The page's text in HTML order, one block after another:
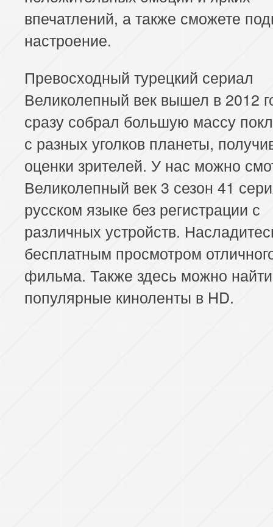
впечатлений, а также сможете
настроение.
Превосходный турецкий сериал
Великолепный век вышел в 2012
сразу собрал большую массу
с разных уголков планеты,
оценки зрителей. У нас можно
Великолепный век 3 сезон 41
русском языке без регистрации с
различных устройств.
бесплатным просмотром
фильма. Также здесь можно
популярные киноленты в HD.